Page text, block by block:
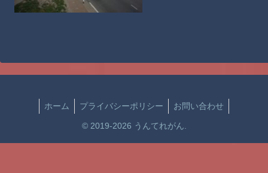
ホーム プライバシーポリシー お問い合わせ
© 2019-2026 うんてれがん.